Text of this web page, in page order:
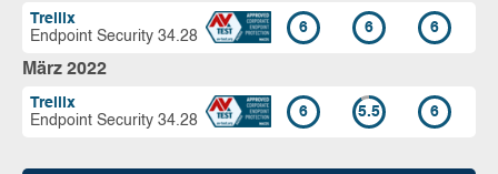
Trellix
Endpoint Security 34.28
6 6 6
März 2022
Trellix
Endpoint Security 34.28
6 5.5 6